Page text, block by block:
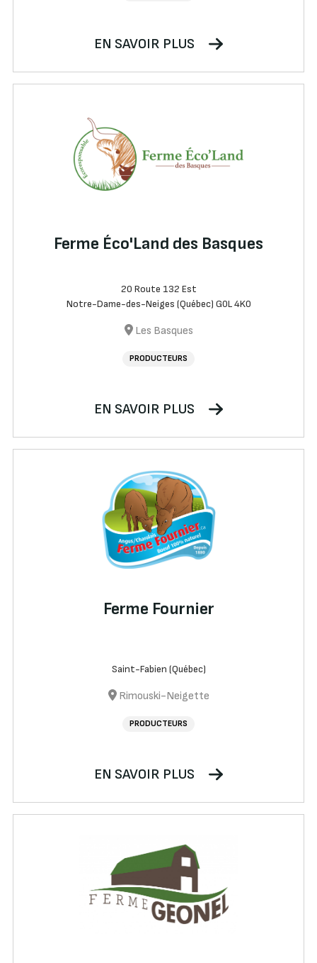
EN SAVOIR PLUS
Ferme Éco'Land des Basques
20 Route 132 Est
Notre-Dame-des-Neiges (Québec) G0L 4K0
Les Basques
PRODUCTEURS
EN SAVOIR PLUS
Ferme Fournier
Saint-Fabien (Québec)
Rimouski-Neigette
PRODUCTEURS
EN SAVOIR PLUS